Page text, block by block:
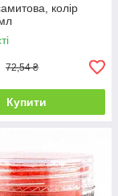
колір
72,54 ₴
Купити